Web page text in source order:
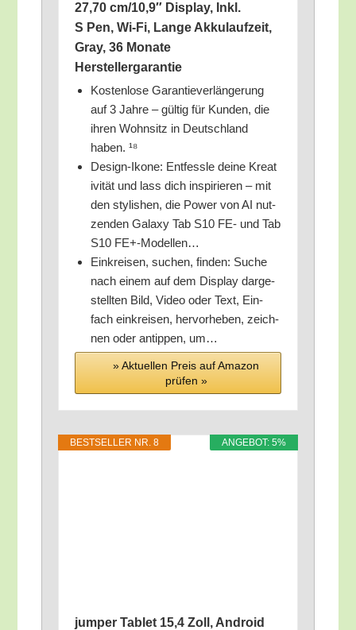
27,70 cm/10,9″ Dis­play, Inkl.
S Pen, Wi-Fi, Lan­ge Akku­lauf­zeit,
Gray, 36 Mona­te
Herstellergarantie
Kos­ten­lo­se Garan­tie­ver­län­ge­rung
auf 3 Jah­re – gül­tig für Kun­den, die
ihren Wohn­sitz in Deutsch­land
haben. ¹⁸
Design-Iko­ne: Ent­fess­le dei­ne Krea­t
i­vi­tät und lass dich inspi­rie­ren – mit
den sty­lishen, die Power von AI nut­
zen­den Gala­xy Tab S10 FE- und Tab
S10 FE+-Modellen…
Ein­krei­sen, suchen, fin­den: Suche
nach einem auf dem Dis­play dar­ge­
stell­ten Bild, Video oder Text, Ein­
fach ein­krei­sen, her­vor­he­ben, zeich­
nen oder antip­pen, um…
» Aktu­el­len Preis auf Ama­zon
prü­fen »
ANGE­BOT: 5%
BEST­SEL­LER NR. 8
jum­per Tablet 15,4 Zoll, Android